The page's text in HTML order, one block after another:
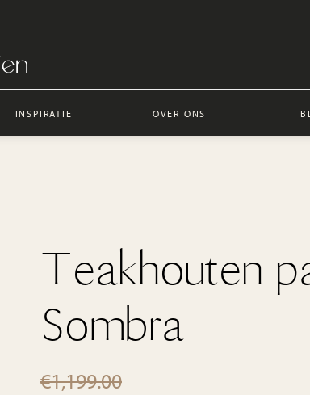
INSPIRATIE OVER ONS
Teakhouten
Sombra
€1,199.00